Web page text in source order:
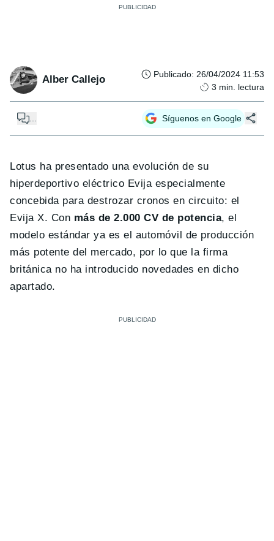
Alber Callejo Publicado: 26/04/2024 11:53
3 min. lectura
Síguenos en Google
Lotus ha presentado una evolución de su
hiperdeportivo eléctrico Evija especialmente
concebida para destrozar cronos en circuito: el
Evija X. Con más de 2.000 CV de potencia, el
modelo estándar ya es el automóvil de producción
más potente del mercado, por lo que la firma
británica no ha introducido novedades en dicho
apartado.